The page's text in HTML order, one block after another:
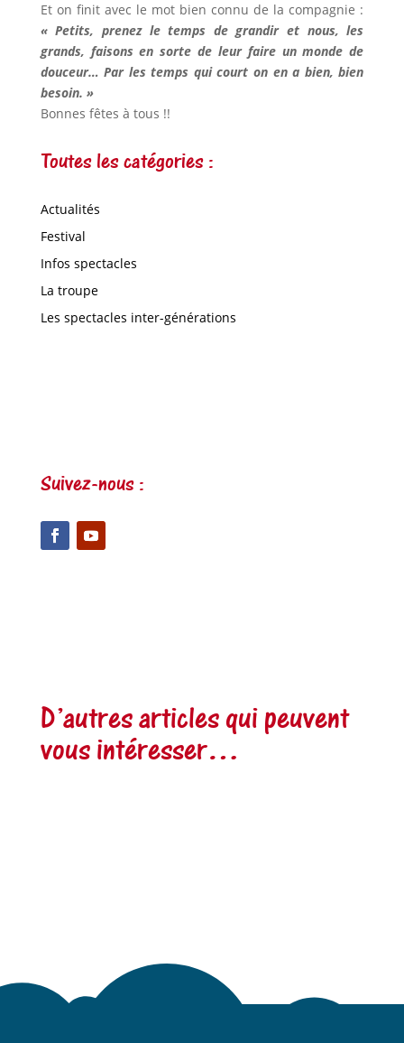
Et on finit avec le mot bien connu de la compagnie :
« Petits, prenez le temps de grandir et nous, les
grands, faisons en sorte de leur faire un monde de
douceur… Par les temps qui court on en a bien, bien
besoin. »
Bonnes fêtes à tous !!
Toutes les catégories :
Actualités
Festival
Infos spectacles
La troupe
Les spectacles inter-générations
Suivez-nous :
D’autres articles qui peuvent
vous intéresser…